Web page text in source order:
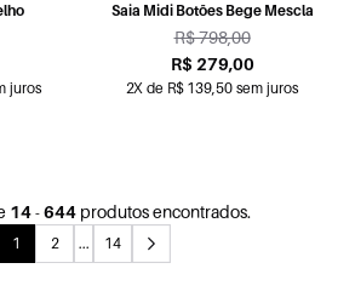
juros
Saia Midi Botões Bege Mescla
R$ 798,00
R$ 279,00
2X de R$ 139,50 sem juros
14-644 produtos encontrados.
1 2 ... 14